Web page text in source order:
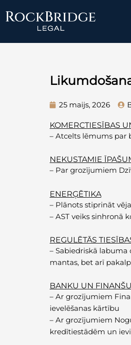
25 maijs, 2026
KOMERCTIESĪBAS
– Atcelts lēmums par
NEKUSTAMIE
– Par grozījumiem
ENERĢĒTIKA
– Plānots stiprināt
– AST veiks sinhronā
REGULĒTĀS
– Sabiedriskā labuma
mantas, bet arī
BANKU UN
– Ar grozījumiem
ievelēšanas kārtību
– Ar grozījumiem
kredītiestādēm un